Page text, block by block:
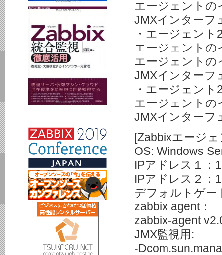
エージェントの
JMXインターフ
・エージェン
エージェントの
エージェントの
JMXインターフ
・エージェン
エージェントの
JMXインターフ
[Zabbixエージ
OS: Windows
IPアドレス１：
IPアドレス２：
デフォルトゲー
zabbix agent：
zabbix-agent
JMX監視用:
-